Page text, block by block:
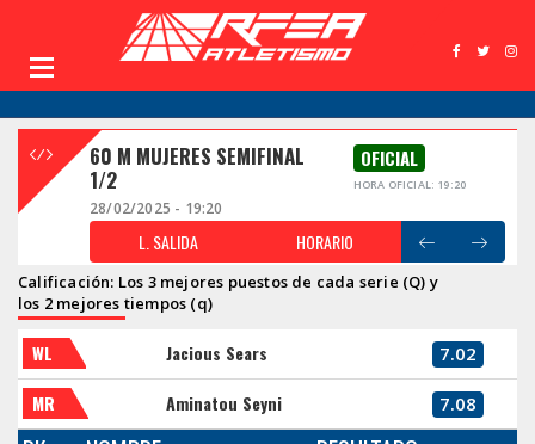
60 M MUJERES SEMIFINAL
1/2
OFICIAL
HORA OFICIAL: 19:20
28/02/2025 - 19:20
L. SALIDA HORARIO
Calificación: Los 3 mejores puestos de cada serie (Q) y
los 2 mejores tiempos (q)
WL Jacious Sears 7.02
MR Aminatou Seyni 7.08